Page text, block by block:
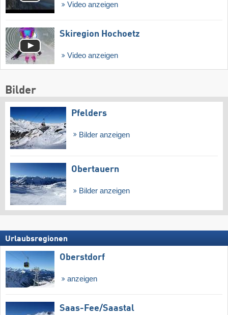
Video anzeigen
Skiregion Hochoetz
Video anzeigen
Bilder
Pfelders
Bilder anzeigen
Obertauern
Bilder anzeigen
Urlaubsregionen
Oberstdorf
anzeigen
Saas-Fee/​Saastal